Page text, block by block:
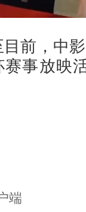
前，中
赛事放映